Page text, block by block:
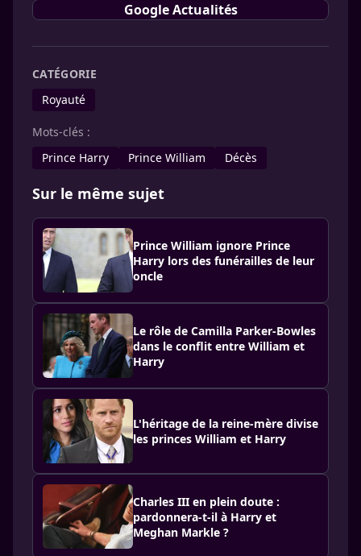
Google Actualités
CATÉGORIE
Royauté
Mots-clés :
Prince Harry
Prince William Décès
Sur le même sujet
Prince William ignore Prince
Harry lors des funérailles de leur
oncle
Le rôle de Camilla Parker-Bowles
dans le conflit entre William et
Harry
L'héritage de la reine-mère divise
les princes William et Harry
Charles III en plein doute :
pardonnera-t-il à Harry et
Meghan Markle ?